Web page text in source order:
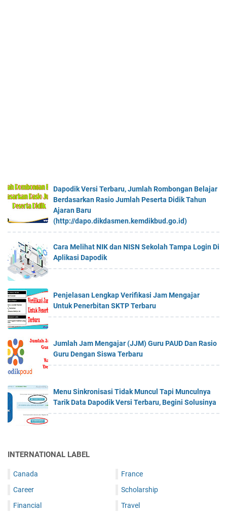
Dapodik Versi Terbaru, Jumlah Rombongan Belajar
Berdasarkan Rasio Jumlah Peserta Didik Tahun
Ajaran Baru
(http://dapo.dikdasmen.kemdikbud.go.id)
Cara Melihat NIK dan NISN Sekolah Tampa Login Di
Aplikasi Dapodik
Penjelasan Lengkap Verifikasi Jam Mengajar
Untuk Penerbitan SKTP Terbaru
Jumlah Jam Mengajar (JJM) Guru PAUD Dan Rasio
Guru Dengan Siswa Terbaru
Menu Sinkronisasi Tidak Muncul Tapi Munculnya
Tarik Data Dapodik Versi Terbaru, Begini Solusinya
INTERNATIONAL LABEL
Canada
Career
Financial
France
Scholarship
Travel